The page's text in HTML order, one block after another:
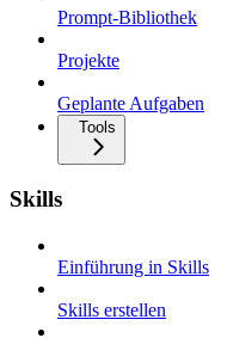
Prompt-Bibliothek
Projekte
Geplante Aufgaben
Tools
Skills
Einführung in Skills
Skills erstellen